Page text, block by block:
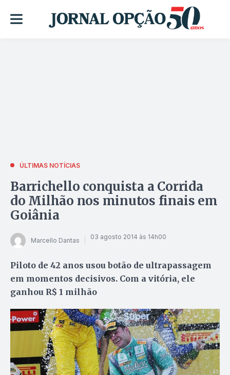
ÚLTIMAS NOTÍCIAS
Barrichello conquista a Corrida
do Milhão nos minutos finais em
Goiânia
Marcello Dantas 03 agosto 2014 às 14h00
Piloto de 42 anos usou botão de ultrapassagem
em momentos decisivos. Com a vitória, ele
ganhou R$ 1 milhão